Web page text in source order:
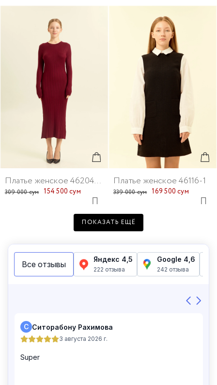
Платье женское 46204-67
309 000 сум 154 500 сум
Платье женское 46116-1
339 000 сум 169 500 сум
ПОКАЗАТЬ ЕЩЁ